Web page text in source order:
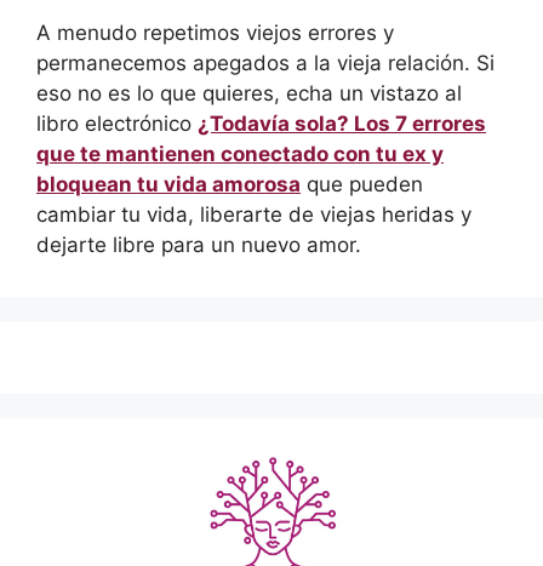
A menudo repetimos viejos errores y
permanecemos apegados a la vieja relación. Si
eso no es lo que quieres, echa un vistazo al
libro electrónico ¿Todavía sola? Los 7 errores
que te mantienen conectado con tu ex y
bloquean tu vida amorosa que pueden
cambiar tu vida, liberarte de viejas heridas y
dejarte libre para un nuevo amor.